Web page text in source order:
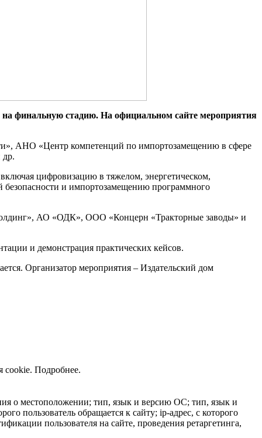
финальную стадию. На официальном сайте мероприятия
АНО «Центр компетенций по импортозамещению в сфере
др.
цифровизацию в тяжелом, энергетическом,
и импортозамещению программного
АО «ОДК», ООО «Концерн «Тракторные заводы» и
и демонстрация практических кейсов.
Организатор мероприятия – Издательский дом
cookie. Подробнее.
о местоположении; тип, язык и версию ОС; тип, язык и
пользователь обращается к сайту; ip-адрес, с которого
пользователя на сайте, проведения ретаргетинга,